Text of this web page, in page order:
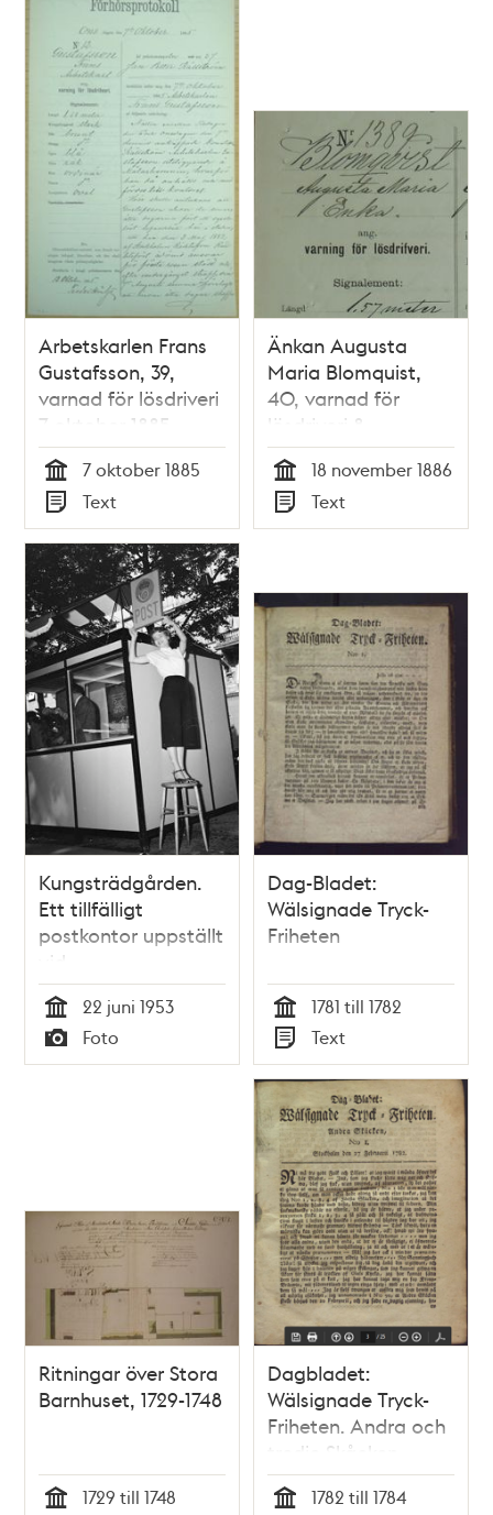
Arbetskarlen Frans
Gustafsson, 39,
varnad för lösdriveri
7 oktober 1885 -
polisförhör
Tid
7 oktober 1885
Typ
Text
Änkan Augusta
Maria Blomquist,
40, varnad för
lösdriveri 8
november 1886 -
polisförhör
Tid
18 november 1886
Typ
Text
Kungsträdgården.
Ett tillfälligt
postkontor uppställt
vid
Kungsträdgårdsgatan
i samband med
firandet av
Stockholms 700 års
Tid
22 juni 1953
Typ
Foto
Dag-Bladet:
Wälsignade Tryck-
Friheten
Tid
1781 till 1782
Typ
Text
Ritningar över Stora
Barnhuset, 1729-1748
1729 till 1748
Dagbladet:
Wälsignade Tryck-
Friheten. Andra och
tredje Skåcken.
1782 till 1784